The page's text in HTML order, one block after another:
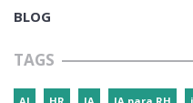
BLOG
TAGS